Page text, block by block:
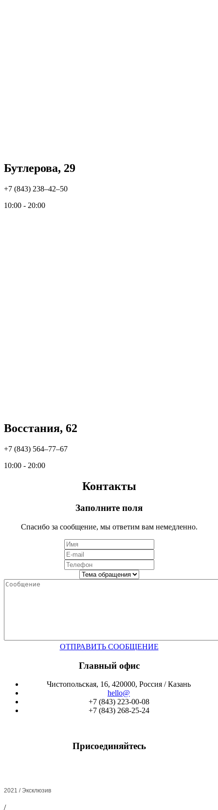
Бутлерова, 29
+7 (843) 238‒42‒50
10:00 - 20:00
Восстания, 62
+7 (843) 564‒77‒67
10:00 - 20:00
Контакты
Заполните поля
Спасибо за сообщение, мы ответим вам немедленно.
ОТПРАВИТЬ СООБЩЕНИЕ
Главный офис
Чистопольская, 16, 420000, Россия / Казань
hello@
+7 (843) 223-00-08
+7 (843) 268-25-24
Присоединяйтесь
2021 / Эксклюзив
/